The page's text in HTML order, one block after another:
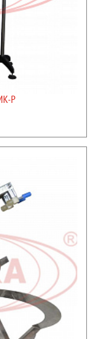
с оптимальной
уровня качества
Р